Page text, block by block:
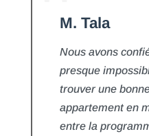
M. Tala
Nous avons
presque
trouver une
appartement en
entre la